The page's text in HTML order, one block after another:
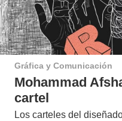
Gráfica y Comunicación
Mohammad
cartel
Los carteles del